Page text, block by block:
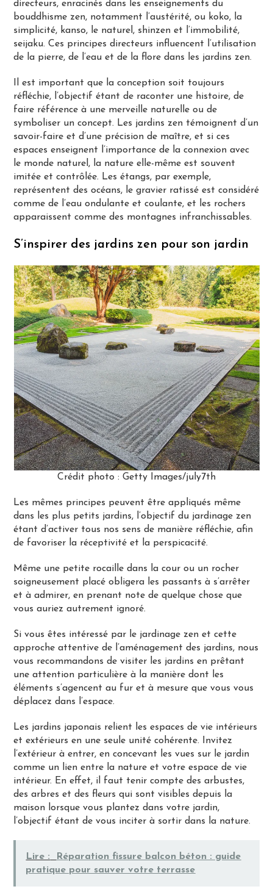
directeurs, enracinés dans les enseignements du
bouddhisme zen, notamment l’austérité, ou koko, la
simplicité, kanso, le naturel, shinzen et l’immobilité,
seijaku. Ces principes directeurs influencent l’utilisation
de la pierre, de l’eau et de la flore dans les jardins zen.
Il est important que la conception soit toujours
réfléchie, l’objectif étant de raconter une histoire, de
faire référence à une merveille naturelle ou de
symboliser un concept. Les jardins zen témoignent d’un
savoir-faire et d’une précision de maître, et si ces
espaces enseignent l’importance de la connexion avec
le monde naturel, la nature elle-même est souvent
imitée et contrôlée. Les étangs, par exemple,
représentent des océans, le gravier ratissé est considéré
comme de l’eau ondulante et coulante, et les rochers
apparaissent comme des montagnes infranchissables.
S’inspirer des jardins zen pour son jardin
Crédit photo : Getty Images/july7th
Les mêmes principes peuvent être appliqués même
dans les plus petits jardins, l’objectif du jardinage zen
étant d’activer tous nos sens de manière réfléchie, afin
de favoriser la réceptivité et la perspicacité.
Même une petite rocaille dans la cour ou un rocher
soigneusement placé obligera les passants à s’arrêter
et à admirer, en prenant note de quelque chose que
vous auriez autrement ignoré.
Si vous êtes intéressé par le jardinage zen et cette
approche attentive de l’aménagement des jardins, nous
vous recommandons de visiter les jardins en prêtant
une attention particulière à la manière dont les
éléments s’agencent au fur et à mesure que vous vous
déplacez dans l’espace.
Les jardins japonais relient les espaces de vie intérieurs
et extérieurs en une seule unité cohérente. Invitez
l’extérieur à entrer, en concevant les vues sur le jardin
comme un lien entre la nature et votre espace de vie
intérieur. En effet, il faut tenir compte des arbustes,
des arbres et des fleurs qui sont visibles depuis la
maison lorsque vous plantez dans votre jardin,
l’objectif étant de vous inciter à sortir dans la nature.
Lire :
Réparation fissure balcon béton : guide
pratique pour sauver votre terrasse